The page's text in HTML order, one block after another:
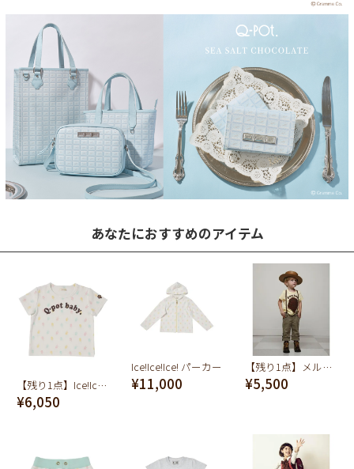
あなたにおすすめのアイテム
【残り1点】Ice!Ice!Ice! Tシャツ
¥6,050
Ice!Ice!Ice! パーカー
¥11,000
【残り1点】メルティーチョコバナナ T-シャツ
¥5,500